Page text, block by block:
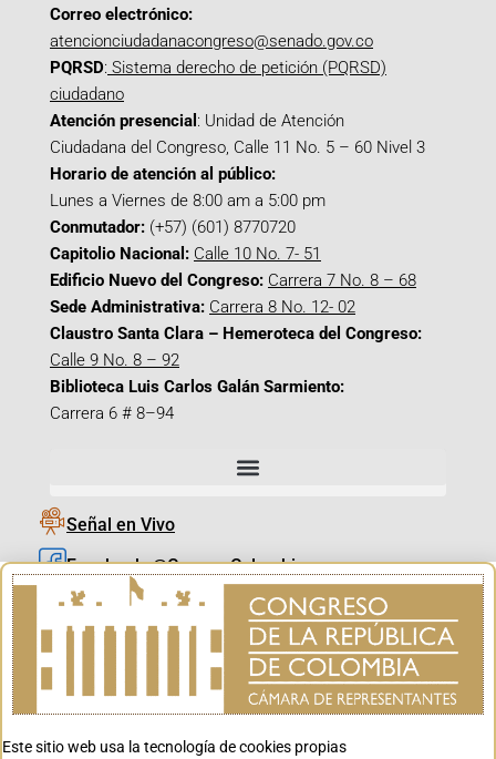
Correo electrónico:
atencionciudadanacongreso@senado.gov.co
PQRSD: Sistema derecho de petición (PQRSD)
ciudadano
Atención presencial : Unidad de Atención
Ciudadana del Congreso, Calle 11 No. 5 – 60 Nivel 3
Horario de atención al público:
Lunes a Viernes de 8:00 am a 5:00 pm
Conmutador: (+57) (601) 8770720
Capitolio Nacional: Calle 10 No. 7- 51
Edificio Nuevo del Congreso: Carrera 7 No. 8 – 68
Sede Administrativa: Carrera 8 No. 12- 02
Claustro Santa Clara – Hemeroteca del Congreso:
Calle 9 No. 8 – 92
Biblioteca Luis Carlos Galán Sarmiento:
Carrera 6 # 8–94
Señal en Vivo
Facebook_@CamaraColombia
Instagram_@CamaraColombia
X_@CamaraColombia
Youtube_@CamaraColombia
Este sitio web usa la tecnología de cookies propias